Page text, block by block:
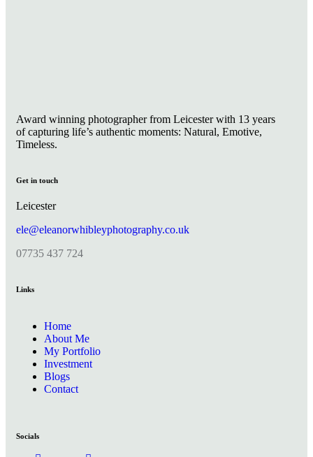
Award winning photographer from Leicester with 13 years
of capturing life’s authentic moments: Natural, Emotive,
Timeless.
Get in touch
Leicester
ele@eleanorwhibleyphotography.co.uk
07735 437 724
Links
Home
About Me
My Portfolio
Investment
Blogs
Contact
Socials